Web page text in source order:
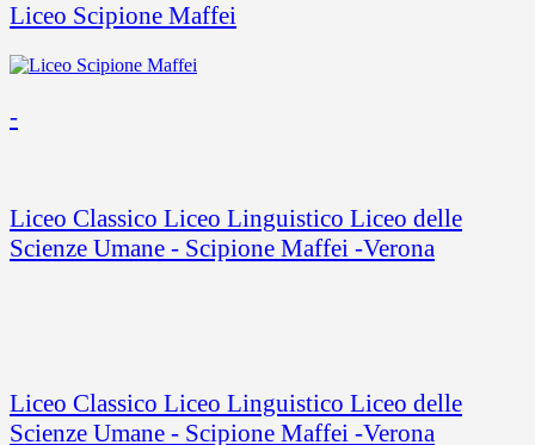
Liceo Scipione Maffei
-
Liceo Classico Liceo Linguistico Liceo delle
Scienze Umane - Scipione Maffei -Verona
Liceo Classico Liceo Linguistico Liceo delle
Scienze Umane - Scipione Maffei -Verona